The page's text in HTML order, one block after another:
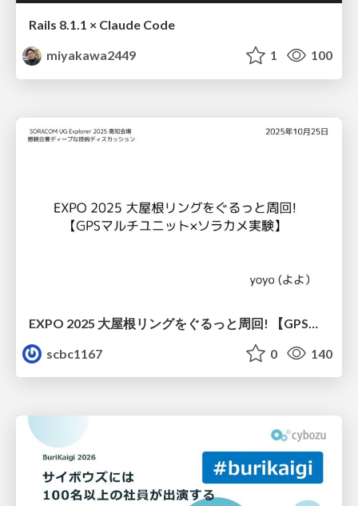
Rails 8.1.1 × Claude Code
miyakawa2449
1 100
scbc1167
0 140